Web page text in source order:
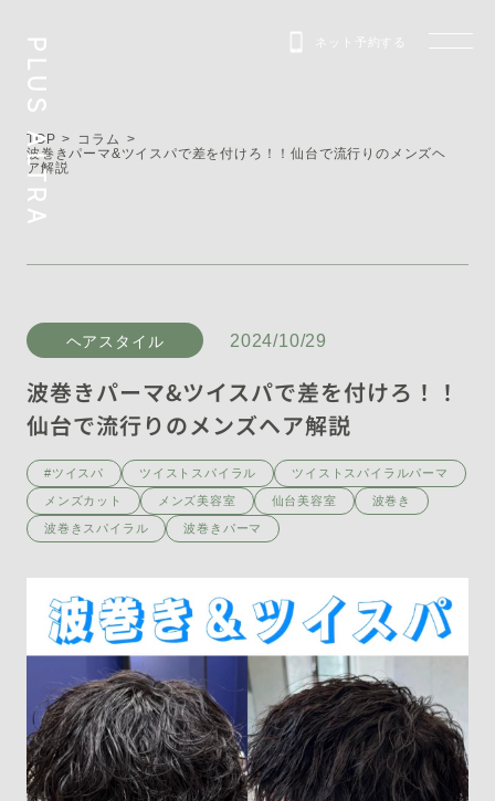
PLUS ALTRA ネット予約する
TOP
コラム
波巻きパーマ&ツイスパで差を付けろ！！仙台で流行りのメンズヘ
ア解説
ヘアスタイル 2024/10/29
波巻きパーマ&ツイスパで差を付けろ！！
仙台で流行りのメンズヘア解説
#ツイスパ ツイストスパイラル ツイストスパイラルパーマ
メンズカット メンズ美容室 仙台美容室 波巻き
波巻きスパイラル 波巻きパーマ